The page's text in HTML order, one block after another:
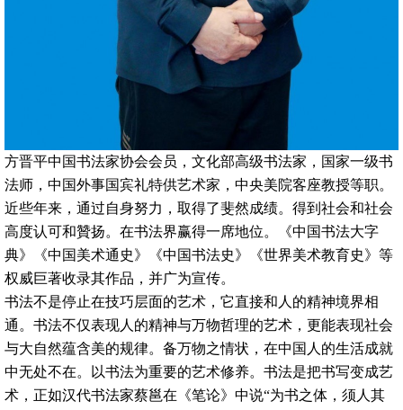
方晋平中国书法家协会会员，文化部高级书法家，国家一级书
法师，中国外事国宾礼特供艺术家，中央美院客座教授等职。
近些年来，通过自身努力，取得了斐然成绩。得到社会和社会
高度认可和贊扬。在书法界赢得一席地位。《中国书法大字
典》《中国美术通史》《中国书法史》《世界美术教育史》等
权威巨著收录其作品，并广为宣传。
书法不是停止在技巧层面的艺术，它直接和人的精神境界相
通。书法不仅表现人的精神与万物哲理的艺术，更能表现社会
与大自然蕴含美的规律。备万物之情状，在中国人的生活成就
中无处不在。以书法为重要的艺术修养。书法是把书写变成艺
术，正如汉代书法家蔡邕在《笔论》中说“为书之体，须人其